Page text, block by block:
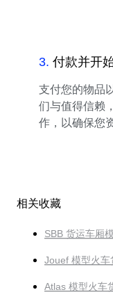
3. 付款并开
支付您的物品
们与值得信赖
作，以确保您
相关收藏
SBB 货运车厢
Jouef 模型火车
Atlas 模型火车